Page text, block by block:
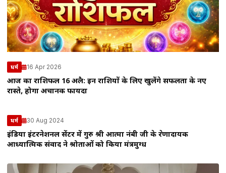
धर्म 16 Apr 2026
आज का राशिफल 16 अप्रैल: इन राशियों के लिए खुलेंगे सफलता के नए
रास्ते, होगा अचानक फायदा
धर्म 30 Aug 2024
इंडिया इंटरनेशनल सेंटर में गुरु श्री आत्मा नंबी जी के प्रेरणादायक
आध्यात्मिक संवाद ने श्रोताओं को किया मंत्रमुग्ध